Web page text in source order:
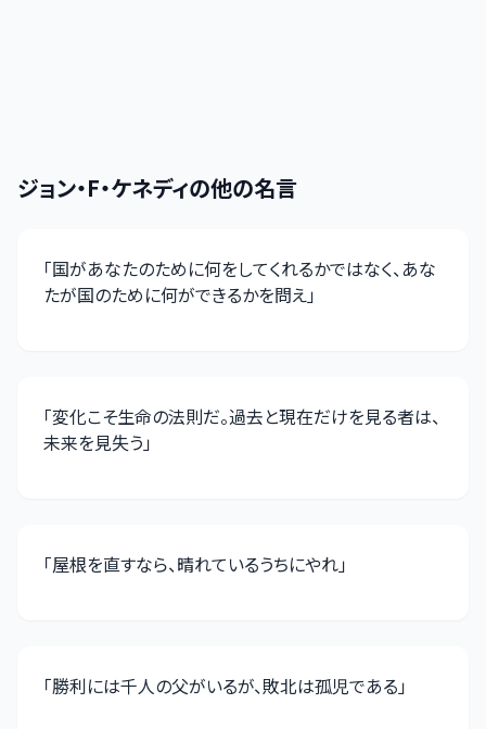
ジョン・F・ケネディの他の名言
「国があなたのために何をしてくれるかではなく、あな
たが国のために何ができるかを問え」
「変化こそ生命の法則だ。過去と現在だけを見る者は、
未来を見失う」
「屋根を直すなら、晴れているうちにやれ」
「勝利には千人の父がいるが、敗北は孤児である」